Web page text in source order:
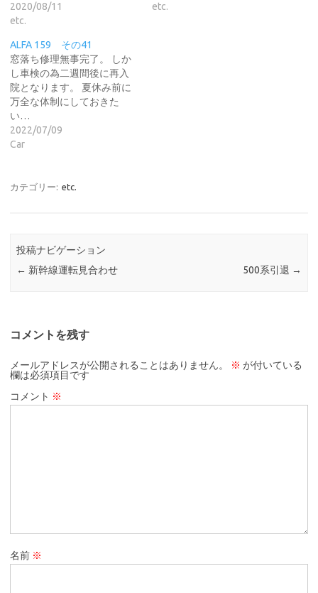
2020/08/11
etc.
etc.
ALFA 159 その41
窓落ち修理無事完了。 しか
し車検の為二週間後に再入
院となります。 夏休み前に
万全な体制にしておきた
い…
2022/07/09
Car
カテゴリー: etc.
投稿ナビゲーション
← 新幹線運転見合わせ 500系引退 →
コメントを残す
メールアドレスが公開されることはありません。 ※ が付いている
欄は必須項目です
コメント ※
名前 ※